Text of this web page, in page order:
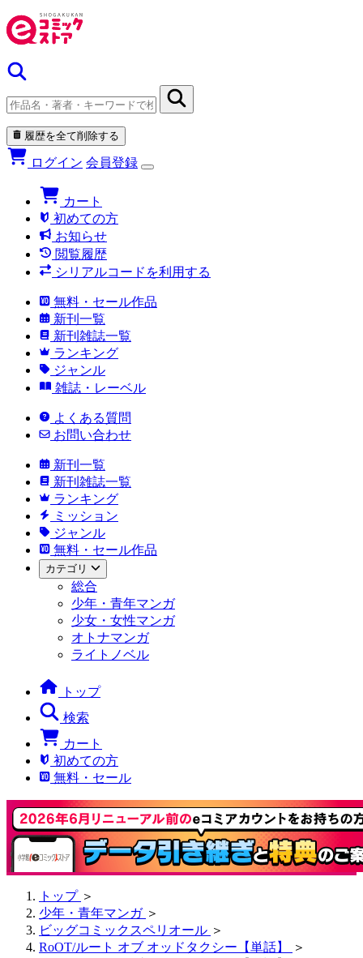
履歴を全て削除する
ログイン 会員登録
カート
初めての方
お知らせ
閲覧履歴
シリアルコードを利用する
無料・セール作品
新刊一覧
新刊雑誌一覧
ランキング
ジャンル
雑誌・レーベル
よくある質問
お問い合わせ
新刊一覧
新刊雑誌一覧
ランキング
ミッション
ジャンル
無料・セール作品
カテゴリ
総合
少年・青年マンガ
少女・女性マンガ
オトナマンガ
ライトノベル
トップ
検索
カート
初めての方
無料・セール
トップ ＞
少年・青年マンガ ＞
ビッグコミックスペリオール ＞
RoOT/ルート オブ オッドタクシー【単話】
＞